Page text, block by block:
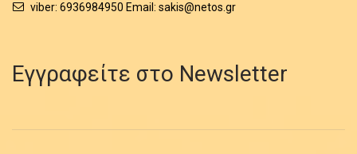
viber: 6936984950 Email: sakis@netos.gr
Εγγραφείτε στο Newsletter